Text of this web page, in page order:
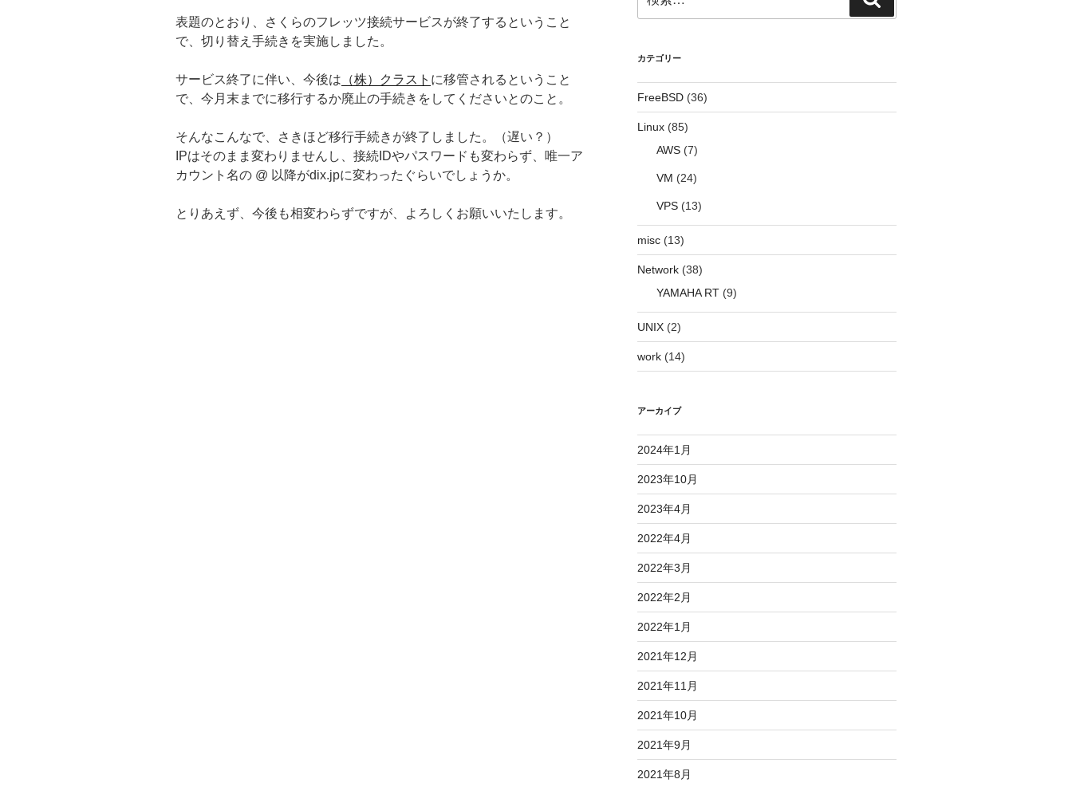
表題のとおり、さくらのフレッツ接続サービスが終了するということ
で、切り替え手続きを実施しました。
サービス終了に伴い、今後は （株）クラスト に移管されるということ
で、今月末までに移行するか廃止の手続きをしてくださいとのこと。
そんなこんなで、さきほど移行手続きが終了しました。（遅い？）
IPはそのまま変わりませんし、接続IDやパスワードも変わらず、唯一ア
カウント名の @ 以降がdix.jpに変わったぐらいでしょうか。
とりあえず、今後も相変わらずですが、よろしくお願いいたします。
索:
索
カテゴリー
FreeBSD(36)
Linux(85)
AWS(7)
VM (24)
VPS(13)
misc(13)
Network(38)
YAMAHA RT(9)
UNIX(2)
work(14)
アーカイブ
2024年1月
2023年10月
2023年4月
2022年4月
2022年3月
2022年2月
2022年1月
2021年12月
2021年11月
2021年10月
2021年9月
2021年8月